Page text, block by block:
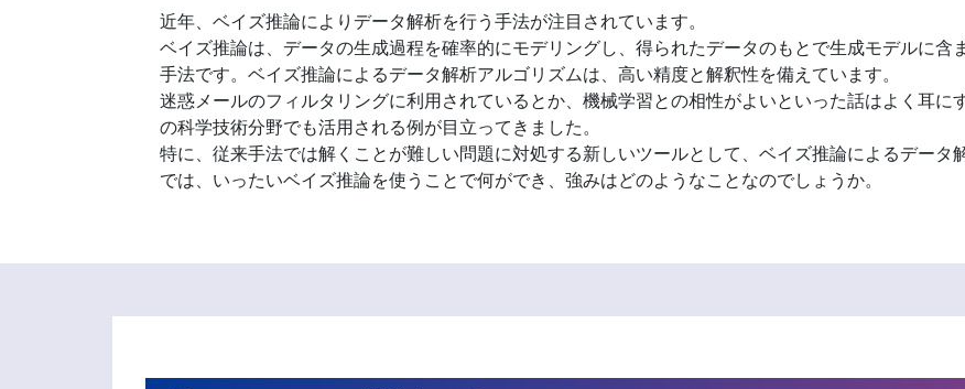
近年、ベイズ推論によりデータ解析を行う手法が注目されています。
ベイズ推論は、データの生成過程を確率的にモデリングし、得られたデータのもとで生成モデルに含
手法です。ベイズ推論によるデータ解析アルゴリズムは、高い精度と解釈性を備えています。
迷惑メールのフィルタリングに利用されているとか、機械学習との相性がよいといった話はよく耳に
の科学技術分野でも活用される例が目立ってきました。
特に、従来手法では解くことが難しい問題に対処する新しいツールとして、ベイズ推論によるデータ
では、いったいベイズ推論を使うことで何ができ、強みはどのようなことなのでしょうか。